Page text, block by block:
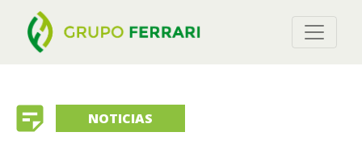
sticky_note_2 NOTICIAS